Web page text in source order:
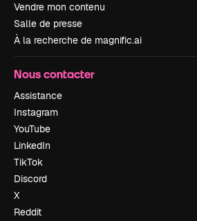
Vendre mon contenu
Salle de presse
À la recherche de magnific.ai
Nous contacter
Assistance
Instagram
YouTube
LinkedIn
TikTok
Discord
X
Reddit